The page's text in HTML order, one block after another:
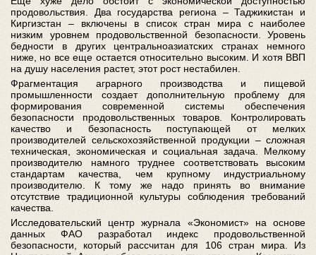
продовольствия. Два государства региона – Таджикистан и
Киргизстан – включены в список стран мира с наиболее
низким уровнем продовольственной безопасности. Уровень
бедности в других центральноазиатских странах немного
ниже, но все еще остается относительно высоким. И хотя ВВП
на душу населения растет, этот рост нестабилен.
Фрагментация аграрного производства и пищевой
промышленности создает дополнительную проблему для
формирования современной системы обеспечения
безопасности продовольственных товаров. Контролировать
качество и безопасность поступающей от мелких
производителей сельскохозяйственной продукции – сложная
техническая, экономическая и социальная задача. Мелкому
производителю намного труднее соответствовать высоким
стандартам качества, чем крупному индустриальному
производителю. К тому же надо принять во внимание
отсутствие традиционной культуры соблюдения требований
качества.
Исследовательский центр журнала «Экономист» на основе
данных ФАО разработал индекс продовольственной
безопасности, который рассчитан для 106 стран мира. Из